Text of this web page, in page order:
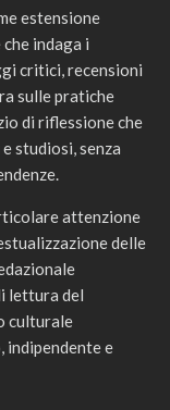
estensione
indaga i
critici, recensioni
sulle pratiche
di riflessione che
studiosi, senza
attenzione
delle
lettura del
culturale
indipendente e